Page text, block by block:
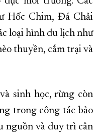
Hốc Chim, Đá Chải
loại hình du lịch như
thuyền, cắm trại và
sinh học, rừng còn
trong công tác bảo
nguồn và duy trì cân